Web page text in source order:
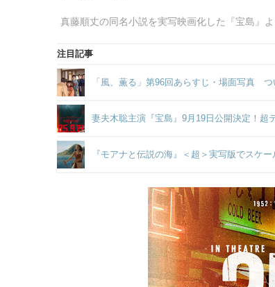
真藤順丈の同名小説を実写映画化した『宝島』
注目記事
「風、薫る」第96回あらすじ・場面写真
妻夫木聡主演『宝島』9月19日公開決定！超
『モアナと伝説の海』＜超＞実写版でスケ